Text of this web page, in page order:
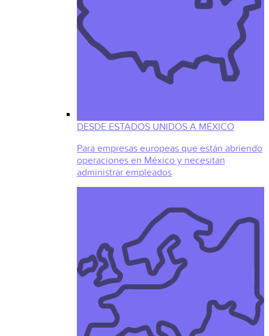
DESDE ESTADOS UNIDOS A MÉXICO
Para empresas europeas que están abriendo
operaciones en México y necesitan
administrar empleados